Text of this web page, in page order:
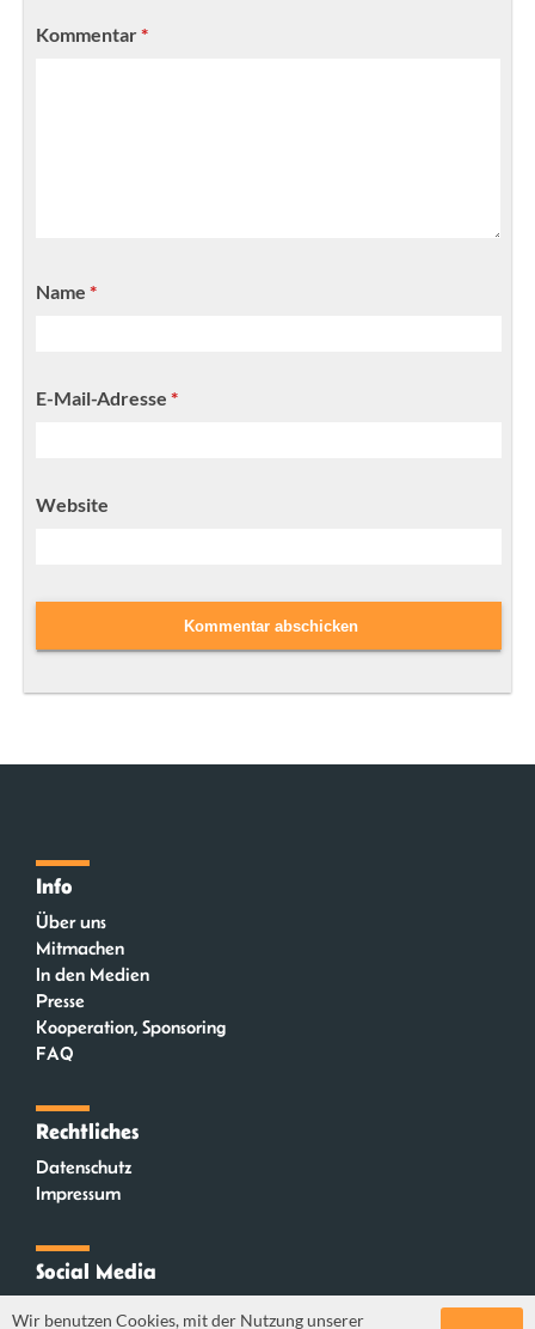
Kommentar*
Name *
E-Mail-Adresse *
Website
Info
Über uns
Mitmachen
In den Medien
Presse
Kooperation, Sponsoring
FAQ
Rechtliches
Datenschutz
Impressum
Social Media
Wir benutzen Cookies, mit der Nutzung unserer